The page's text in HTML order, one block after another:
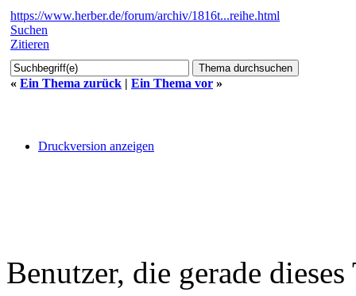
https://www.herber.de/forum/archiv/1816t...reihe.html
Suchen
Zitieren
« Ein Thema zurück | Ein Thema vor »
Druckversion anzeigen
Benutzer, die gerade